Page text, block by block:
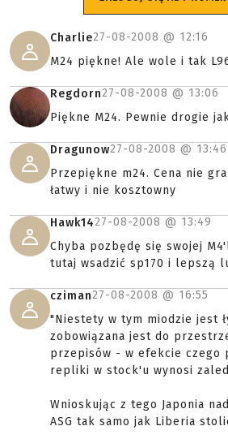
Charlie27-08-2008 @ 12:16
M24 piękne! Ale wole i tak
Regdorn27-08-2008 @ 13:06
Piękne M24. Pewnie drogie
Dragunow27-08-2008 @ 13:46
Przepiękne m24. Cena nie
łatwy i nie kosztowny
Hawk1427-08-2008 @ 13:49
Chyba pozbędę się swojej
tutaj wsadzić sp170 i lepszą
cziman27-08-2008 @ 16:55
"Niestety w tym miodzie jest
zobowiązana jest do
przepisów - w efekcie czego
repliki w stock'u wynosi
Wnioskując z tego Japonia
ASG tak samo jak Liberia